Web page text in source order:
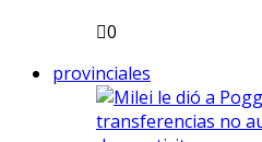
0
provinciales